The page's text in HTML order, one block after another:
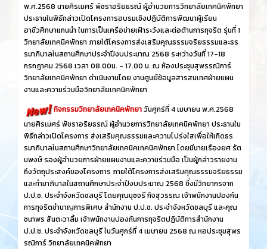
พ.ศ.2568 นายศิรเมศร์ พัชราอริยธรณ์ ผู้อำนวยการวิทยาลัยเทคนิคพัทยา
ประธานในพิธีกล่าวเปิดโครงการอบรมเชิงปฏิบัติการพัฒนาผู้เรียน
อาชีวศึกษาแกนนำ ในการเป็นเครือข่ายเฝ้าระวังและต่อต้านการทุจริต รุ่นที่ 1
วิทยาลัยเทคนิคพัทยา ภายใต้โครงการส่งเสริมคุณธรรมจริยธรรมและธร
รมาภิบาลในสถานศึกษาประจำปีงบประมาณ 2568 ระหว่างวันที่ 17-18
กรกฎาคม 2568 เวลา 08.00น. - 17.00 น. ณ ห้องประชุมสุพรรณิการ์
วิทยาลัยเทคนิคพัทยา ดำเนินงานโดย งานศูนย์ข้อมูลสารสนเทศฝ่ายแผน
งานและความร่วมมือวิทยาลัยเทคนิคพัทยา
กิจกรรมวิทยาลัยเทคนิคพัทยาวันศุกร์ที่ 4 เมษายน พ.ศ.2568
นายศิรเมศร์ พัชราอริยธรณ์ ผู้อำนวยการวิทยาลัยเทคนิคพัทยา ประธานใน
พิธีกล่าวเปิดโครงการ ส่งเสริมคุณธรรมและความโปร่งใสเพื่อให้เกิดธร
รมาภิบาลในสถานศึกษาวิทยาลัยเทคนิคเทคนิคพัทยา โดยมีนายเรืองยศ รัต
นพงษ์ รองผู้อำนวยการฝ่ายแผนงานและความร่วมมือ เป็นผู้กล่าวรายงาน
ถึงวัตถุประสงค์ของโครงการ ภายใต้โครงการส่งเสริมคุณธรรมจริยธรรม
และทำมาภิบาลในสถานศึกษาประจำปีงบประมาณ 2568 ซึ่งมีวิทยากรจาก
ป.ป.ช. ประจำจังหวัดชลบุรี โดยคุณนุชจรี กิจสุวรรณ เจ้าพนักงานปองกัน
การทุจริตชำนาญการพิเศษ สำนักงาน ป.ป.ช. ประจำจังหวัดชลบุรี และคุณ
ชนาพร สันตะวาลิ้ม เจ้าพนักงานปองกันการทุจริตปฏิบัติการสำนักงาน
ป.ป.ช. ประจำจังหวัดชลบุรี ในวันศุกร์ที่ 4 เมษายน 2568 ณ หอประชุมสุพร
รณิการ์ วิทยาลัยเทคนิคพัทยา